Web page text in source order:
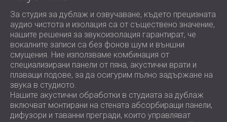
За студия за дублаж и озвучаване, където прецизната
аудио чистота и изолация са от съществено значение,
нашите решения за звукоизолация гарантират, че
вокалните записи са без фонов шум и външни
смущения. Ние използваме комбинация от
специализирани панели от пяна, акустични врати и
плаващи подове, за да осигурим пълно задържане на
звука в студиото.
Нашите акустични обработки в студиата за дублаж
включват монтирани на стената абсорбиращи панели,
дифузори и таванни прегради, които управляват